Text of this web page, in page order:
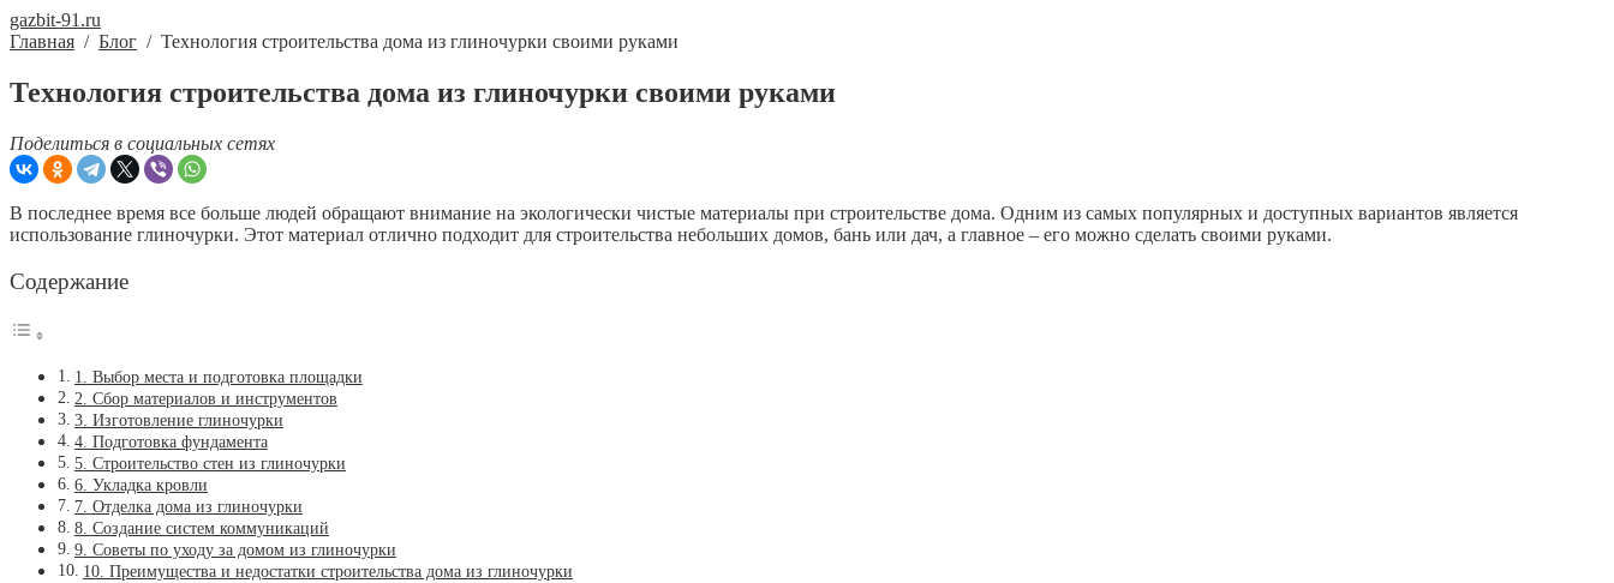
gazbit-91.ru
Главная / Блог / Технология строительства дома из глиночурки своими руками
Технология строительства дома из глиночурки своими руками
Поделиться в социальных сетях
В последнее время все больше людей обращают внимание на экологически чистые материалы при строительстве дома. Одним из самых популярных и доступных вариантов является
использование глиночурки. Этот материал отлично подходит для строительства небольших домов, бань или дач, а главное – его можно сделать своими руками.
Содержание
1. Выбор места и подготовка площадки
2. Сбор материалов и инструментов
3. Изготовление глиночурки
4. Подготовка фундамента
5. Строительство стен из глиночурки
6. Укладка кровли
7. Отделка дома из глиночурки
8. Создание систем коммуникаций
9. Советы по уходу за домом из глиночурки
10. Преимущества и недостатки строительства дома из глиночурки